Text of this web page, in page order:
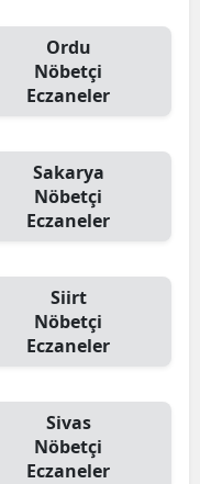
Ordu
Nöbetçi
Eczaneler
Sakarya
Nöbetçi
Eczaneler
Siirt
Nöbetçi
Eczaneler
Sivas
Nöbetçi
Eczaneler